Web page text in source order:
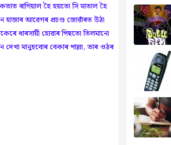
ৰাগিয়াল হৈ হয়তো সি মাতাল হৈ
হাজাৰ আৱেগৰ প্ৰচণ্ড জোৱাঁৰত উঠা
ধাৰসায়ী হোৱাৰ পিছতো তিলমানো
মানুহবোৰ বেকাৰ পাল্লা, তাৰ ওঠৰ